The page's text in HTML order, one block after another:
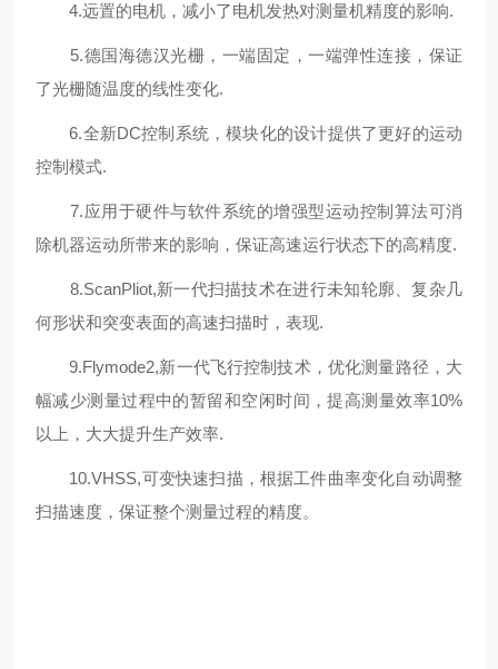
4.远置的电机，减小了电机发热对测量机精度的影响.
5.德国海德汉光栅，一端固定，一端弹性连接，保证
了光栅随温度的线性变化.
6.全新DC控制系统，模块化的设计提供了更好的运动
控制模式.
7.应用于硬件与软件系统的增强型运动控制算法可消
除机器运动所带来的影响，保证高速运行状态下的高精度.
8.ScanPliot,新一代扫描技术在进行未知轮廓、复杂几
何形状和突变表面的高速扫描时，表现.
9.Flymode2,新一代飞行控制技术，优化测量路径，大
幅减少测量过程中的暂留和空闲时间，提高测量效率10%
以上，大大提升生产效率.
10.VHSS,可变快速扫描，根据工件曲率变化自动调整
扫描速度，保证整个测量过程的精度。